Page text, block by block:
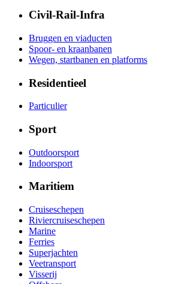
Civil-Rail-Infra
Bruggen en viaducten
Spoor- en kraanbanen
Wegen, startbanen en platforms
Residentieel
Particulier
Sport
Outdoorsport
Indoorsport
Maritiem
Cruiseschepen
Riviercruiseschepen
Marine
Ferries
Superjachten
Veetransport
Visserij